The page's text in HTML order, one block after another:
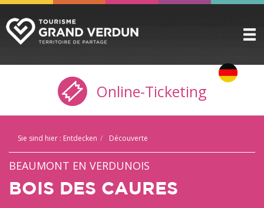
ENTDECKEN
ZU SEHEN / ZU TUN
PRAKTISCHE INFORMATIONEN
GRUPPEN
DIE ZITADELLE
Online-Ticketing
Sie sind hier : Entdecken Découverte
BEAUMONT EN VERDUNOIS
BOIS DES CAURES